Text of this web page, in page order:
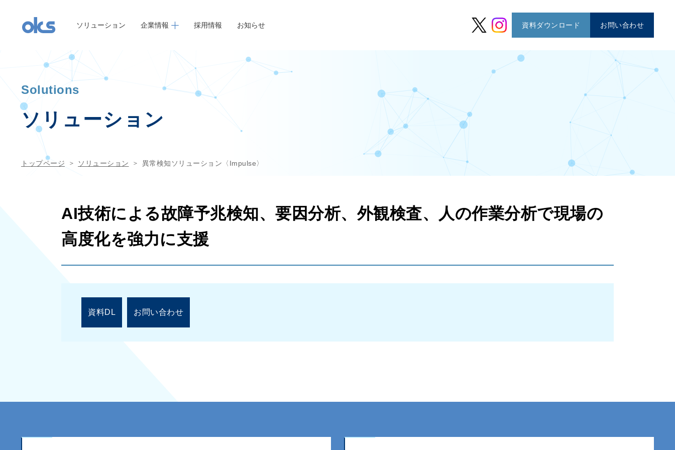
ソリューション 企業情報 採用情報 お知らせ 資料ダウンロード お問い合わせ
Solutions
ソリューション
トップページ ソリューション 異常検知ソリューション〈Impulse〉
AI技術による故障予兆検知、要因分析、外観検査、人の作業分析で現場の
高度化を強力に支援
資料DL お問い合わせ